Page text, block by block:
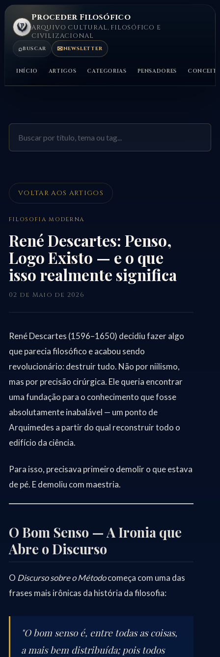
Proceder Filosófico
ARQUIVO CULTURAL, FILOSÓFICO E
CIVILIZACIONAL
⌕BUSCAR ✉NEWSLETTER
INÍCIO ARTIGOS CATEGORIAS PENSADORES
VOLTAR AOS ARTIGOS
FILOSOFIA MODERNA
René Descartes: Penso,
Logo Existo — e o que
isso realmente significa
02 de Maio de 2026
René Descartes (1596–1650) decidiu fazer algo
que parecia filosófico e acabou sendo
revolucionário: destruir tudo. Não por niilismo,
mas por precisão cirúrgica. Ele queria encontrar
uma fundação para o conhecimento que fosse
absolutamente inabalável — um ponto de
Arquimedes a partir do qual reconstruir todo o
edifício da ciência.
Para isso, precisava primeiro demolir o que estava
de pé. E demoliu com maestria.
O Bom Senso — A Ironia que
Abre o Discurso
O Discurso sobre o Métodocomeça com uma das
frases mais irônicas da história da filosofia:
"O bom senso é, entre todas as coisas,
a mais bem distribuída; pois todos